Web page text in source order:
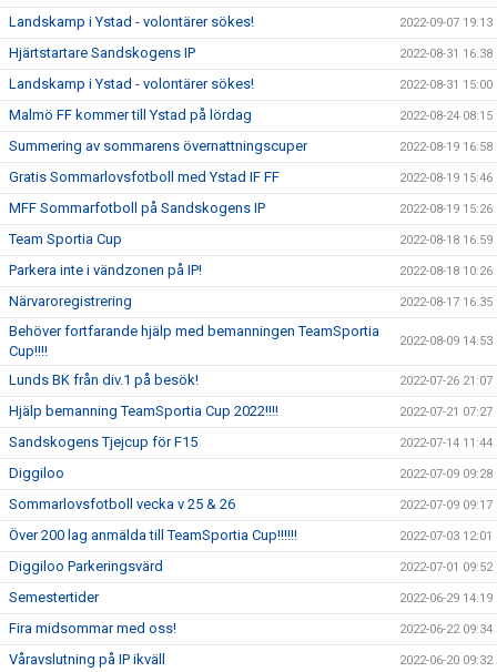
Landskamp i Ystad - volontärer sökes! 2022-09-07 19:13
Hjärtstartare Sandskogens IP 2022-08-31 16:38
Landskamp i Ystad - volontärer sökes! 2022-08-31 15:00
Malmö FF kommer till Ystad på lördag 2022-08-24 08:15
Summering av sommarens övernattningscuper 2022-08-19 16:58
Gratis Sommarlovsfotboll med Ystad IF FF 2022-08-19 15:46
MFF Sommarfotboll på Sandskogens IP 2022-08-19 15:26
Team Sportia Cup 2022-08-18 16:59
Parkera inte i vändzonen på IP! 2022-08-18 10:26
Närvaroregistrering 2022-08-17 16:35
Behöver fortfarande hjälp med bemanningen TeamSportia
Cup!!!!
2022-08-09 14:53
Lunds BK från div.1 på besök! 2022-07-26 21:07
Hjälp bemanning TeamSportia Cup 2022!!!! 2022-07-21 07:27
Sandskogens Tjejcup för F15 2022-07-14 11:44
Diggiloo 2022-07-09 09:28
Sommarlovsfotboll vecka v 25 & 26 2022-07-09 09:17
Över 200 lag anmälda till TeamSportia Cup!!!!!! 2022-07-03 12:01
Diggiloo Parkeringsvärd 2022-07-01 09:52
Semestertider 2022-06-29 14:19
Fira midsommar med oss! 2022-06-22 09:34
Våravslutning på IP ikväll 2022-06-20 09:32